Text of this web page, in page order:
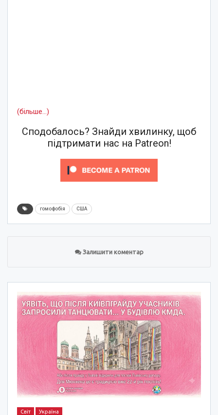
(більше…)
Сподобалось? Знайди хвилинку, щоб
підтримати нас на Patreon!
гомофобія США
Залишити коментар
Світ Україна